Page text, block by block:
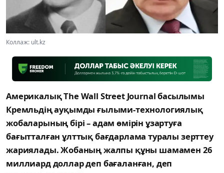
Коллаж: ult.kz
Америкалық The Wall Street Journal басылымы
Кремльдің ауқымды ғылыми-технологиялық
жобаларының бірі – адам өмірін ұзартуға
бағытталған ұлттық бағдарлама туралы зерттеу
жариялады. Жобаның жалпы құны шамамен 26
миллиард доллар деп бағаланған, деп